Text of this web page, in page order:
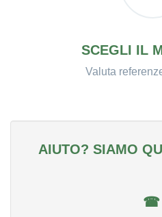
SCEGLI IL
Valuta
AIUTO? SIAMO
☎